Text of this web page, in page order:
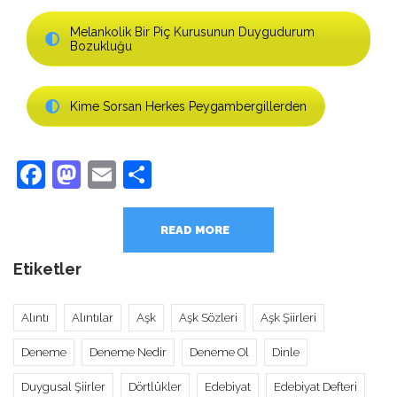
Melankolik Bir Piç Kurusunun Duygudurum
Bozukluğu
Kime Sorsan Herkes Peygambergillerden
Facebook
Mastodon
Email
READ MORE
Etiketler
Alıntı Alıntılar Aşk Aşk Sözleri Aşk Şiirleri
Deneme Deneme Nedir Deneme Ol Dinle
Duygusal Şiirler Dörtlükler Edebiyat Edebiyat Defteri